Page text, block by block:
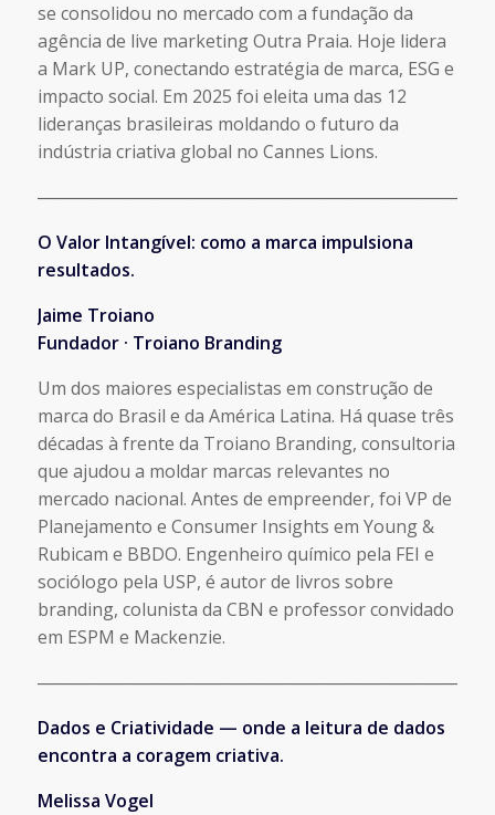
se consolidou no mercado com a fundação da
agência de live marketing Outra Praia. Hoje lidera
a Mark UP, conectando estratégia de marca, ESG e
impacto social. Em 2025 foi eleita uma das 12
lideranças brasileiras moldando o futuro da
indústria criativa global no Cannes Lions.
O Valor Intangível: como a marca impulsiona
resultados.
Jaime Troiano
Fundador · Troiano Branding
Um dos maiores especialistas em construção de
marca do Brasil e da América Latina. Há quase três
décadas à frente da Troiano Branding, consultoria
que ajudou a moldar marcas relevantes no
mercado nacional. Antes de empreender, foi VP de
Planejamento e Consumer Insights em Young &
Rubicam e BBDO. Engenheiro químico pela FEI e
sociólogo pela USP, é autor de livros sobre
branding, colunista da CBN e professor convidado
em ESPM e Mackenzie.
Dados e Criatividade — onde a leitura de dados
encontra a coragem criativa.
Melissa Vogel